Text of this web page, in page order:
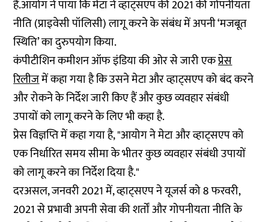
हैं.आयोग ने पाया कि मेटा ने व्हाट्सएप की 2021 की गोपनीयता
नीति (प्राइवेसी पॉलिसी) लागू करने के संबंध में अपनी ‘मजबूत
स्थिति’ का दुरुपयोग किया.
कंपीटीशिन कमीशन ऑफ इंडिया की ओर से जारी एकप्रेस
रिलीजमें कहा गया है कि उसने मेटा और व्हाट्सएप को बंद करने
और रोकने के निर्देश जारी किए हैं और कुछ व्यवहार संबंधी
उपायों को लागू करने के लिए भी कहा है.
प्रेस विज्ञप्ति में कहा गया है, "आयोग ने मेटा और व्हाट्सएप को
एक निर्धारित समय सीमा के भीतर कुछ व्यवहार संबंधी उपायों
को लागू करने का निर्देश दिया है."
दरअसल, जनवरी 2021 में, व्हाट्सएप ने यूजर्स को 8 फरवरी,
2021 से प्रभावी अपनी सेवा की शर्तों और गोपनीयता नीति के